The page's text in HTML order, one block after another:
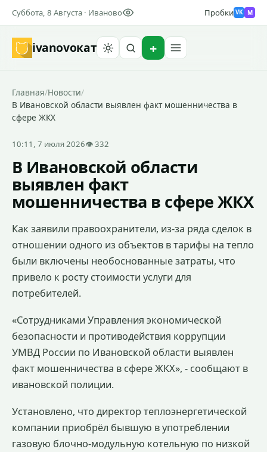
Суббота, 8 Августа · Иваново Пробки VK M
ivanovoкат
Главная/Новости/
В Ивановской области выявлен факт мошенничества в
сфере ЖКХ
10:11, 7 июля 2026👁 332
В Ивановской области
выявлен факт
мошенничества в сфере ЖКХ
Как заявили правоохранители, из-за ряда сделок в
отношении одного из объектов в тарифы на тепло
были включены необоснованные затраты, что
привело к росту стоимости услуги для
потребителей.
«Сотрудниками Управления экономической
безопасности и противодействия коррупции
УМВД России по Ивановской области выявлен
факт мошенничества в сфере ЖКХ», - сообщают в
ивановской полиции.
Установлено, что директор теплоэнергетической
компании приобрёл бывшую в употреблении
газовую блочно-модульную котельную по низкой